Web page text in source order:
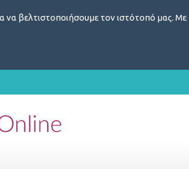
να βελτιστοποιήσουμε τον ιστότοπό μας.